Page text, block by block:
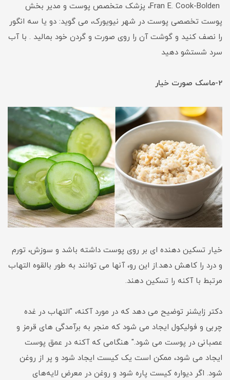
Fran E. Cook-Bolden، پزشک متخصص پوست و مدیر بخش
پوست تخصصی پوست در شهر نیویورک، می گوید: دو یا سه انگور
را نصف کنید و گوشت آن را روی صورت و گردن خود بمالید . با آب
سرد شستشو دهید
2-ماسک صورت خیار
خیار تسکین دهنده ای بر روی پوست داشته باشد و سوزش، تورم
و درد را کاهش دهد.از این رو، آنها می توانند به طور بالقوه التهاب
مرتبط با آکنه را تسکین دهند.
دکتر زایشنر توضیح می دهد که در مورد آکنه، "التهاب در غده
چربی و فولیکول ایجاد می شود که منجر به برآمدگی های قرمز و
عصبانی در پوست می شود." هنگامی که آکنه در عمق پوست
ایجاد می شود، ممکن است یک کیست ایجاد شود و پر از روغن
شود. اگر دیواره کیست پاره شود و روغن در معرض لایه‌های